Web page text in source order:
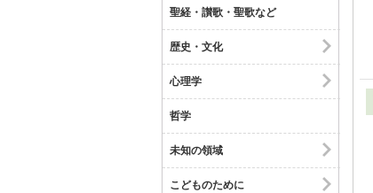
聖経・讃歌・聖歌など
歴史・文化
心理学
哲学
未知の領域
こどものために